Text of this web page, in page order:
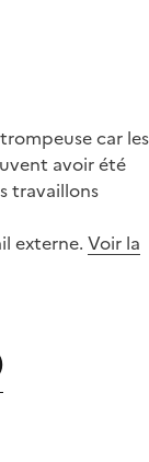
car les
avoir été
travaillons
externe. Voir la